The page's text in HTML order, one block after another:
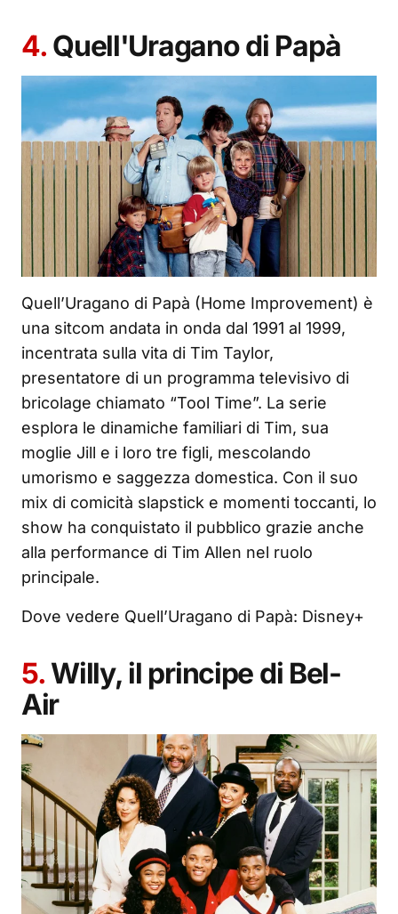
4. Quell'Uragano di Papà
Quell’Uragano di Papà (Home Improvement) è
una sitcom andata in onda dal 1991 al 1999,
incentrata sulla vita di Tim Taylor,
presentatore di un programma televisivo di
bricolage chiamato “Tool Time”. La serie
esplora le dinamiche familiari di Tim, sua
moglie Jill e i loro tre figli, mescolando
umorismo e saggezza domestica. Con il suo
mix di comicità slapstick e momenti toccanti, lo
show ha conquistato il pubblico grazie anche
alla performance di Tim Allen nel ruolo
principale.
Dove vedere Quell’Uragano di Papà: Disney+
5. Willy, il principe di Bel-
Air